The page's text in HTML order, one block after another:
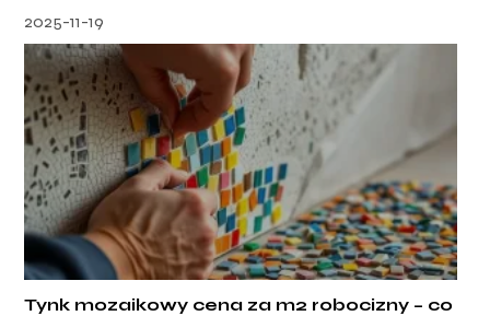
2025-11-19
Tynk mozaikowy cena za m2 robocizny – co